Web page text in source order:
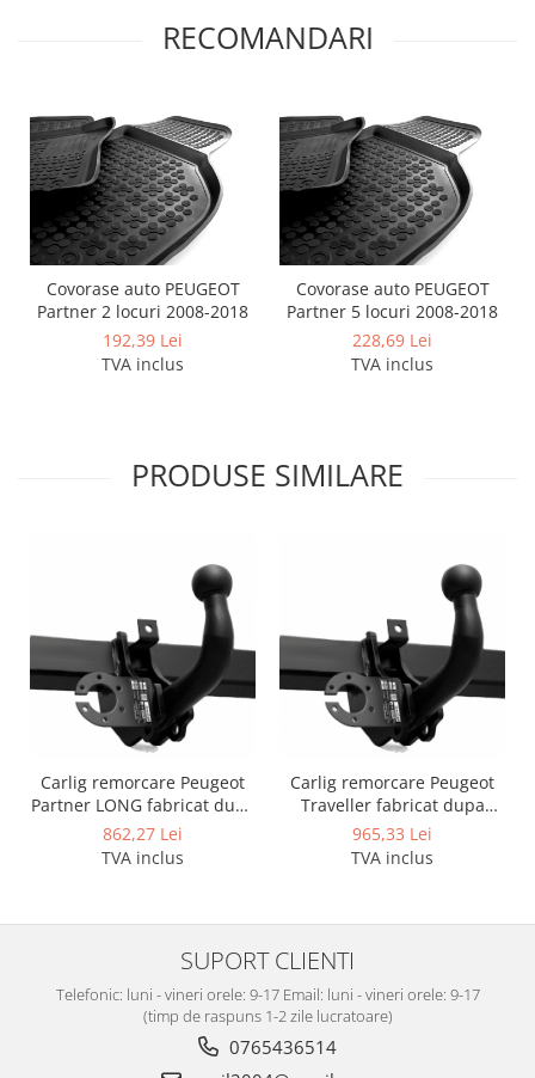
RECOMANDARI
Covorase auto PEUGEOT
Partner 2 locuri 2008-2018
192,39 Lei
TVA inclus
Covorase auto PEUGEOT
Partner 5 locuri 2008-2018
228,69 Lei
TVA inclus
PRODUSE SIMILARE
Carlig remorcare Peugeot
Partner LONG fabricat dupa
2018 marca Autohak
862,27 Lei
TVA inclus
Carlig remorcare Peugeot
Traveller fabricat dupa
2016 marca Autohak
965,33 Lei
TVA inclus
SUPORT CLIENTI
Telefonic: luni - vineri orele: 9-17 Email: luni - vineri orele: 9-17
(timp de raspuns 1-2 zile lucratoare)
0765436514